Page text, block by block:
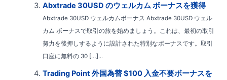
Abxtrade 30USD のウェルカム ボーナスを獲得
Abxtrade 30USD ウェルカムボーナス Abxtrade 30USD ウェル
カム ボーナスで取引の旅を始めましょう。これは、最初の取引
努力を後押しするように設計された特別なボーナスです。取引
口座に無料の 30 […]...
Trading Point 外国為替 $100 入金不要ボーナスを